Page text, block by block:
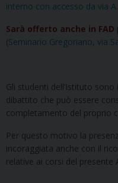
interno con accesso da via
Sarà offerto anche in FAD
(Seminario Gregoriano, via
Gli studenti dell’Istituto
dibattito che può essere
completamento del proprio
Per questo motivo la
incoraggiata anche con il
relative ai corsi del presente